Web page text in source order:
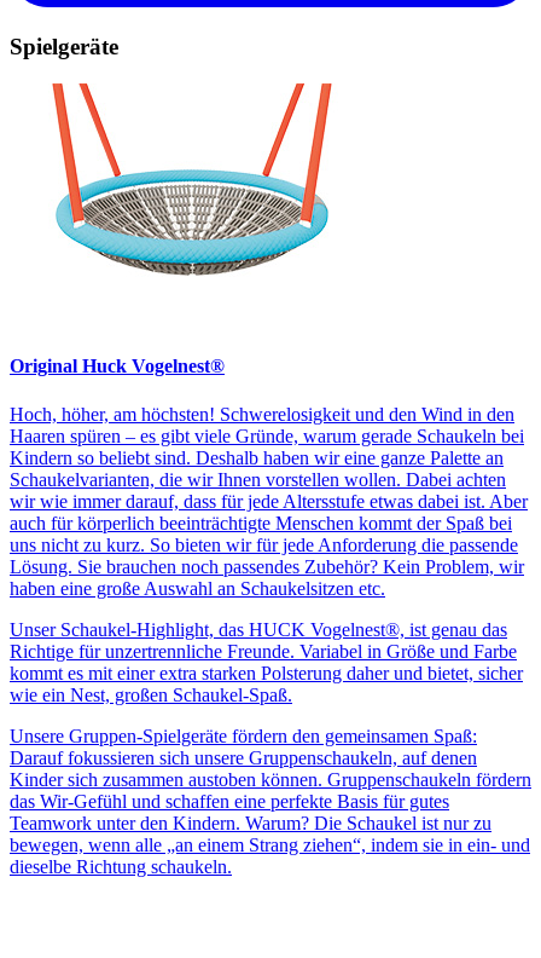
Spielgeräte
Original Huck Vogelnest®
Hoch, höher, am höchsten! Schwerelosigkeit und den Wind in den
Haaren spüren – es gibt viele Gründe, warum gerade Schaukeln bei
Kindern so beliebt sind. Deshalb haben wir eine ganze Palette an
Schaukelvarianten, die wir Ihnen vorstellen wollen. Dabei achten
wir wie immer darauf, dass für jede Altersstufe etwas dabei ist. Aber
auch für körperlich beeinträchtigte Menschen kommt der Spaß bei
uns nicht zu kurz. So bieten wir für jede Anforderung die passende
Lösung. Sie brauchen noch passendes Zubehör? Kein Problem, wir
haben eine große Auswahl an Schaukelsitzen etc.
Unser Schaukel-Highlight, das HUCK Vogelnest®, ist genau das
Richtige für unzertrennliche Freunde. Variabel in Größe und Farbe
kommt es mit einer extra starken Polsterung daher und bietet, sicher
wie ein Nest, großen Schaukel-Spaß.
Unsere Gruppen-Spielgeräte fördern den gemeinsamen Spaß:
Darauf fokussieren sich unsere Gruppenschaukeln, auf denen
Kinder sich zusammen austoben können. Gruppenschaukeln fördern
das Wir-Gefühl und schaffen eine perfekte Basis für gutes
Teamwork unter den Kindern. Warum? Die Schaukel ist nur zu
bewegen, wenn alle „an einem Strang ziehen“, indem sie in ein- und
dieselbe Richtung schaukeln.